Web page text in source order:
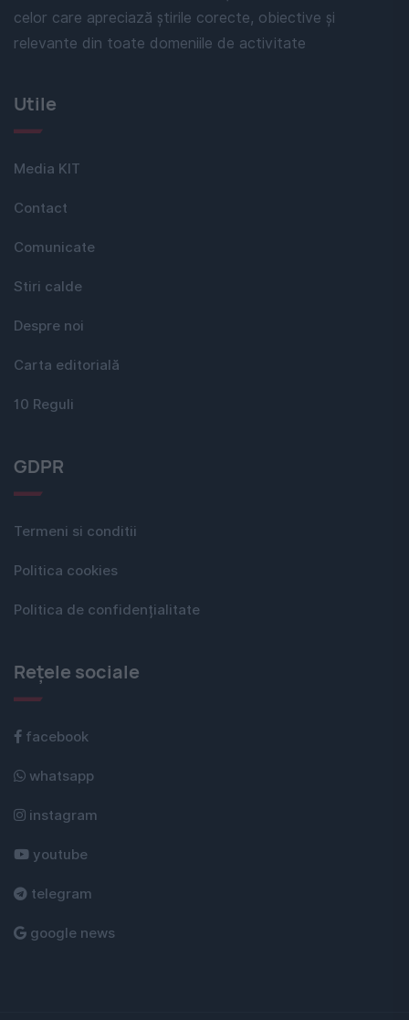
celor care apreciază știrile corecte, obiective și
relevante din toate domeniile de activitate
Utile
Media KIT
Contact
Comunicate
Stiri calde
Despre noi
Carta editorială
10 Reguli
GDPR
Termeni si conditii
Politica cookies
Politica de confidențialitate
Rețele sociale
facebook
whatsapp
instagram
youtube
telegram
google news